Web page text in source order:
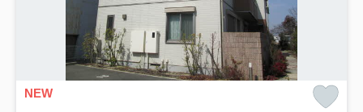
NEW